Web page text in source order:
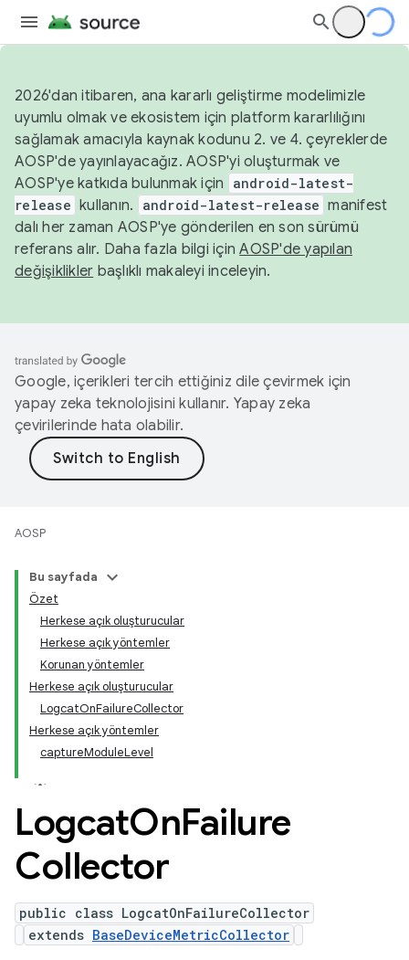
2026'dan itibaren, ana kararlı geliştirme modelimizle
uyumlu olmak ve ekosistem için platform kararlılığını
sağlamak amacıyla kaynak kodunu 2. ve 4. çeyreklerde
AOSP'de yayınlayacağız. AOSP'yi oluşturmak ve
AOSP'ye katkıda bulunmak için
android-latest-
release kullanın. android-latest-release manifest
dalı her zaman AOSP'ye gönderilen en son sürümü
referans alır. Daha fazla bilgi içinAOSP'de yapılan
değişiklikler başlıklı makaleyi inceleyin.
Google, içerikleri tercih ettiğiniz dile çevirmek için
yapay zeka teknolojisini kullanır. Yapay zeka
çevirilerinde hata olabilir.
AOSP
Bu sayfada
Özet
Herkese açık oluşturucular
Herkese açık yöntemler
Korunan yöntemler
Herkese açık oluşturucular
LogcatOnFailureCollector
Herkese açık yöntemler
captureModuleLevel
LogcatOnFailure
Collector
public class LogcatOnFailureCollector
extends BaseDeviceMetricCollector